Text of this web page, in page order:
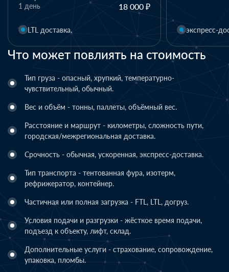
Что может повлиять на стоимость
Тип груза - опасный, хрупкий, температурно-
чувствительный, обычный.
Вес и объём - тонны, паллеты, объёмный вес.
Расстояние и маршрут - километры, сложность пути,
городская/межрегиональная доставка.
Срочность - обычная, ускоренная, экспресс-доставка.
Тип транспорта - тентованная фура, изотерм,
рефрижератор, контейнер.
Частичная или полная загрузка - FTL, LTL, догруз.
Условия подачи и разгрузки - жёсткое время подачи,
подъезд к объекту, лифт, склад.
Дополнительные услуги - страхование, сопровождение,
упаковка, пломбы.
18 000 ₽
экспресс-доставка.